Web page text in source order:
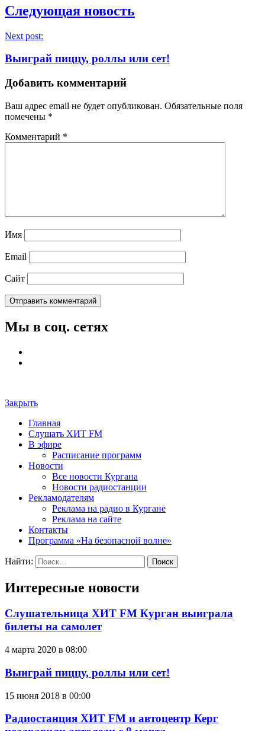
Следующая новость
Next post:
Выиграй пиццу, роллы или сет!
Добавить комментарий
Ваш адрес email не будет опубликован. Обязательные поля
помечены *
Комментарий *
Имя
Email
Сайт
Мы в соц. сетях
Закрыть
Главная
Слушать ХИТ FM
В эфире
Расписание программ
Новости
Все новости Кургана
Новости радиостанции
Рекламодателям
Реклама на радио в Кургане
Реклама на сайте
Контакты
Программа «На безопасной волне»
Найти:
Интересные новости
Слушательница ХИТ FM Курган выиграла
билеты на самолет
4 марта 2020 в 08:00
Выиграй пиццу, роллы или сет!
15 июня 2018 в 00:00
Радиостанция ХИТ FM и автоцентр Керг